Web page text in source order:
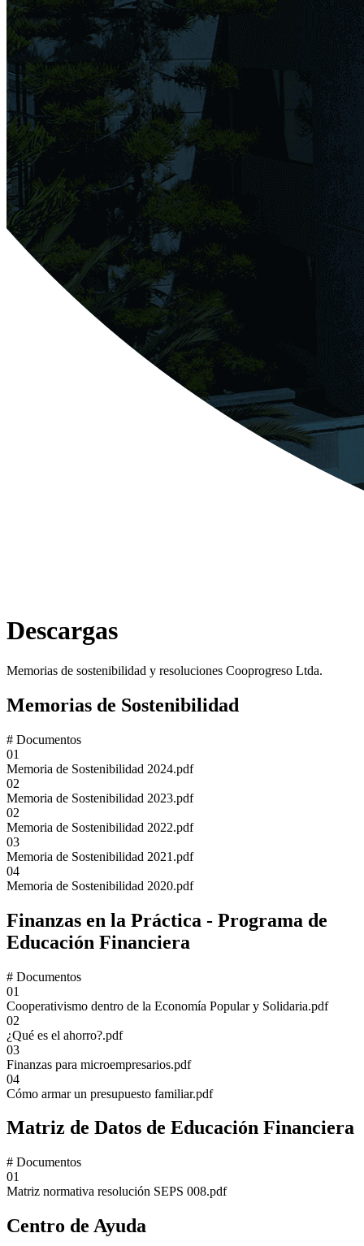
Descargas
Memorias de sostenibilidad y resoluciones Cooprogreso Ltda.
Memorias de Sostenibilidad
# Documentos
01
Memoria de Sostenibilidad 2024.pdf
02
Memoria de Sostenibilidad 2023.pdf
02
Memoria de Sostenibilidad 2022.pdf
03
Memoria de Sostenibilidad 2021.pdf
04
Memoria de Sostenibilidad 2020.pdf
Finanzas en la Práctica - Programa de
Educación Financiera
# Documentos
01
Cooperativismo dentro de la Economía Popular y Solidaria.pdf
02
¿Qué es el ahorro?.pdf
03
Finanzas para microempresarios.pdf
04
Cómo armar un presupuesto familiar.pdf
Matriz de Datos de Educación Financiera
# Documentos
01
Matriz normativa resolución SEPS 008.pdf
Centro de Ayuda